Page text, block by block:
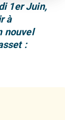
1er Juin,
à
nouvel
: